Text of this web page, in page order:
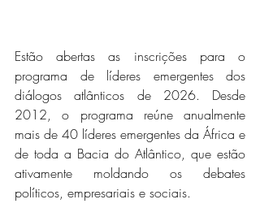
Estão abertas as inscrições para o
programa de líderes emergentes dos
diálogos atlânticos de 2026. Desde
2012, o programa reúne anualmente
mais de 40 líderes emergentes da África e
de toda a Bacia do Atlântico, que estão
ativamente moldando os debates
políticos, empresariais e sociais.